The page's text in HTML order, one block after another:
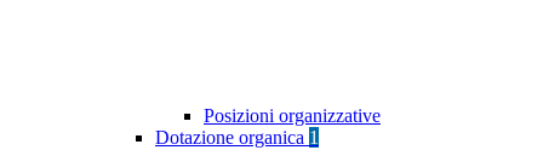
Posizioni organizzative
Dotazione organica 1